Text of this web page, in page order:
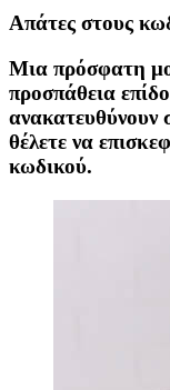
Απάτες στους
Μια πρόσφατη
προσπάθεια
ανακατευθύνουν
θέλετε να
κωδικού.